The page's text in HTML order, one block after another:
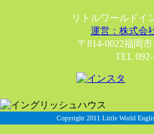
リトルワールドイ
運営：株式会
〒814-0022福岡
TEL
Copyright 2011 Little World